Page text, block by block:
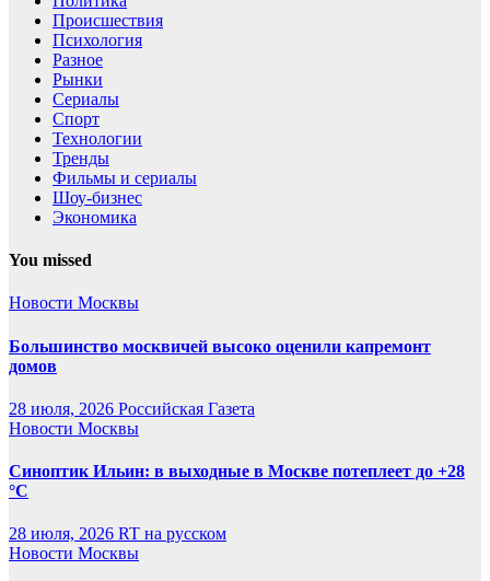
Происшествия
Психология
Разное
Рынки
Сериалы
Спорт
Технологии
Тренды
Фильмы и сериалы
Шоу-бизнес
Экономика
You missed
Новости Москвы
Большинство москвичей высоко оценили капремонт
домов
28 июля, 2026 Российская Газета
Новости Москвы
Синоптик Ильин: в выходные в Москве потеплеет до +28
°C
28 июля, 2026 RT на русском
Новости Москвы